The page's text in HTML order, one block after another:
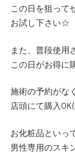
この日を狙って
お試し下さい☆
また、普段使用
この日がお得に
施術の予約がな
店頭にて購入
お化粧品といっ
男性専用のスキ